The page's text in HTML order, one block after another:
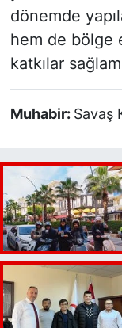
dönemde
hem de bölge
katkılar
Muhabir: Savaş